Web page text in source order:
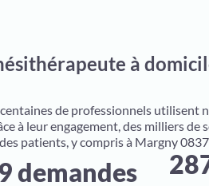
à
de professionnels
à leur engagement, des milliers de
patients, y compris à Margny
demandes